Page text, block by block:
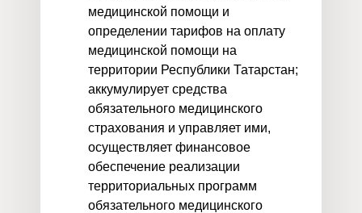
медицинской помощи и
определении тарифов на оплату
медицинской помощи на
территории Республики Татарстан;
аккумулирует средства
обязательного медицинского
страхования и управляет ими,
осуществляет финансовое
обеспечение реализации
территориальных программ
обязательного медицинского